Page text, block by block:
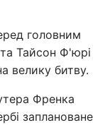
головним
Тайсон Ф'юрі
велику битву.
Френка
заплановане